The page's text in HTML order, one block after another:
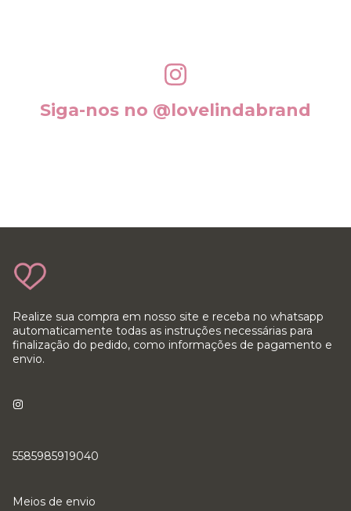
Siga-nos no @lovelindabrand
Realize sua compra em nosso site e receba no whatsapp
automaticamente todas as instruções necessárias para
finalização do pedido, como informações de pagamento e
envio.
5585985919040
Meios de envio